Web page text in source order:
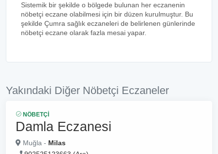
Sistemik bir şekilde o bölgede bulunan her eczanenin
nöbetçi eczane olabilmesi için bir düzen kurulmuştur. Bu
şekilde Çumra sağlık eczaneleri de belirlenen günlerinde
nöbetçi eczane olarak fazla mesai yapar.
Yakındaki Diğer Nöbetçi Eczaneler
NÖBETÇI
Damla Eczanesi
Muğla - Milas